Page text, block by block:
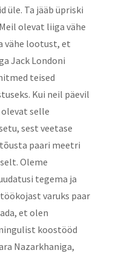
üle. Ta jääb üpriski
olevat liiga vähe
vähe lootust, et
Jack Londoni
teised
Kui neil päevil
olevat selle
sest veetase
paari meetri
Oleme
tegema ja
varuks paar
et olen
koostööd
Nazarkhaniga,